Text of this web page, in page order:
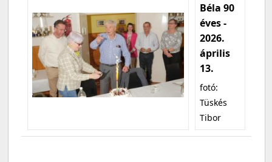
Béla 90
éves -
2026.
április
13.
fotó:
Tüskés
Tibor